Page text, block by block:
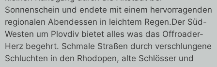
Sonnenschein und endete mit einem hervorragenden
regionalen Abendessen in leichtem Regen.Der Süd-
Westen um Plovdiv bietet alles was das Offroader-
Herz begehrt. Schmale Straßen durch verschlungene
Schluchten in den Rhodopen, alte Schlösser und